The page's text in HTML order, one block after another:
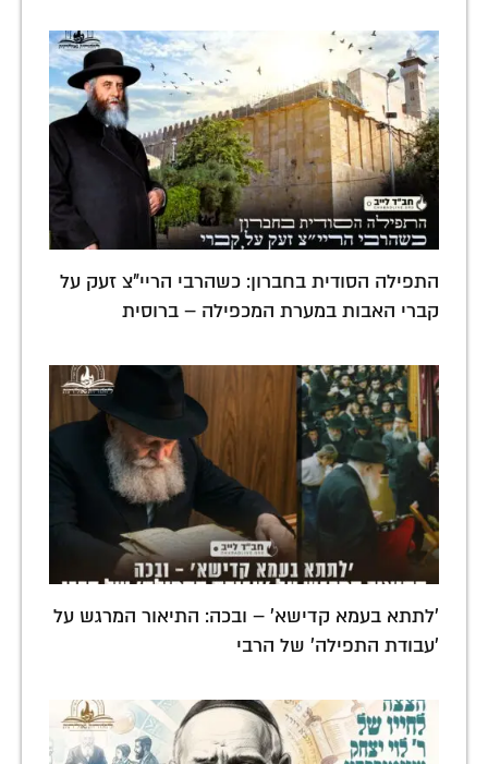
התפילה הסודית בחברון: כשהרבי הריי"צ זעק על
קברי האבות במערת המכפילה – ברוסית
'לתתא בעמא קדישא' – ובכה: התיאור המרגש על
'עבודת התפילה' של הרבי